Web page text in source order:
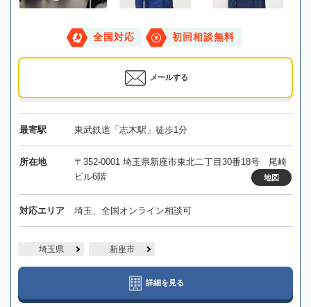
全国対応 初回相談無料
メールする
最寄駅 東武鉄道「志木駅」徒歩1分
所在地
〒352-0001 埼玉県新座市東北二丁目30番18号 尾崎
ビル6階
地図
対応エリア 埼玉、全国オンライン相談可
埼玉県 新座市
詳細を見る